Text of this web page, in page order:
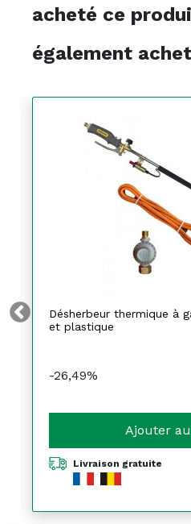
acheté ce
également
Désherbeur thermique à
et plastique
-26,49%
Ajouter
Livraison gratuite